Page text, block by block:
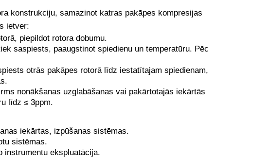
konstrukciju, samazinot katras pakāpes kompresijas
ietver:
piepildot rotora dobumu.
saspiests, paaugstinot spiedienu un temperatūru. Pēc
otrās pakāpes rotorā līdz iestatītajam spiedienam,
nonākšanas uzglabāšanas vai pakārtotajās iekārtās
līdz ≤ 3ppm.
iekārtas, izpūšanas sistēmas.
sistēmas.
instrumentu ekspluatācija.